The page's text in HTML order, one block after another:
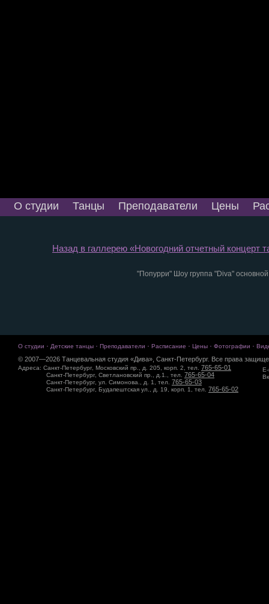
О студии Танцы Преподаватели Цены
Назад в галлерею «Новогодний отчетный концерт
"Попурри" Шоу группа "Diva"
О студии · Детские танцы · Преподаватели · Расписание · Цены · Фотографии ·
© 2007—2026 Танцевальная студия «Дива», Санкт-Петербург. Все права
Адреса: Санкт-Петербург, Московский пр., д. 205, корп. 2, тел. 765-65-01
Санкт-Петербург, Светлановский пр., д.1., тел. 765-65-04
Санкт-Петербург, ул. Симонова., д. 1, тел. 765-65-03
Санкт-Петербург, Будапештская ул., д. 19, корп. 1, тел. 765-65-02